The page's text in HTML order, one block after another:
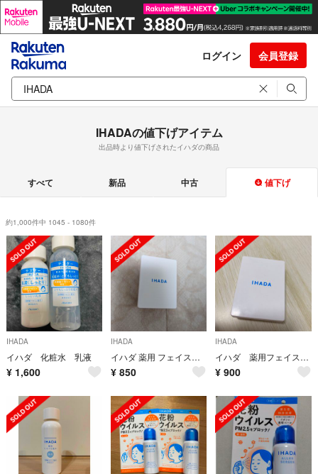
ログイン 会員登録
IHADAの値下げアイテム
出品時より値下げされたイハダの商品
すべて 新品 中古 値下げ
約1,000件中 1045 - 1080件
IHADA
イハダ 化粧水 乳液
¥ 1,600
IHADA
イハダ 薬用 フェイスプロテクトパウダー 9g
¥ 850
IHADA
イハダ 薬用フェイスプロテクトパウダー
¥ 900